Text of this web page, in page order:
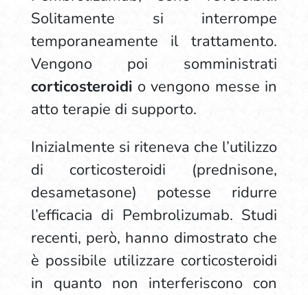
Solitamente si interrompe
temporaneamente il trattamento.
Vengono poi somministrati
corticosteroidi o vengono messe in
atto terapie di supporto.
Inizialmente si riteneva che l’utilizzo
di corticosteroidi (prednisone,
desametasone) potesse ridurre
l’efficacia di Pembrolizumab. Studi
recenti, però, hanno dimostrato che
è possibile utilizzare corticosteroidi
in quanto non interferiscono con